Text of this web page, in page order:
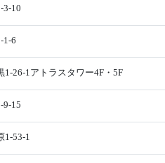
3-10
1-6
1-26-1アトラスタワー4F・5F
9-15
1-53-1